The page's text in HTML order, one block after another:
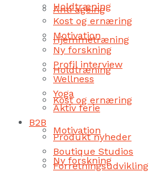
Anti ageing
Hjemmetræning
Holdtræning
Kost og ernæring
Motivation
Ny forskning
Holdtræning
Kost og ernæring
Motivation
Ny forskning
Profil interview
Wellness
Yoga
Aktiv ferie
B2B
Produkt nyheder
Boutique Studios
Forretningsudvikling